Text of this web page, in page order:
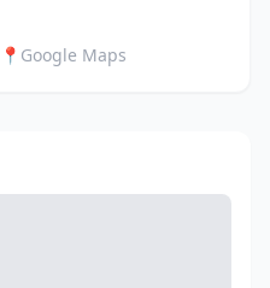
📍 Google Maps